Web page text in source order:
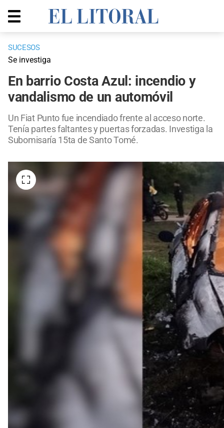
SUCESOS
Se investiga
En barrio Costa Azul: incendio y
vandalismo de un automóvil
Un Fiat Punto fue incendiado frente al acceso norte.
Tenía partes faltantes y puertas forzadas. Investiga la
Subomisaría 15ta de Santo Tomé.